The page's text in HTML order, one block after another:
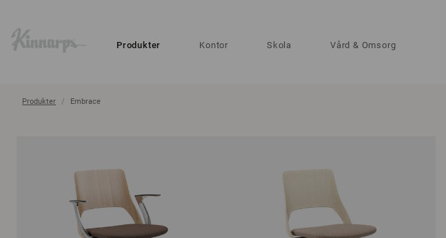
Produkter Kontor Skola Vård & Omsorg
Produkter Embrace